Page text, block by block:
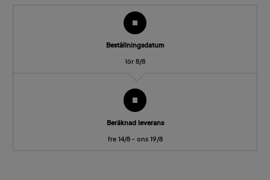
Beställningsdatum
lör 8/8
Beräknad leverans
fre 14/8 - ons 19/8